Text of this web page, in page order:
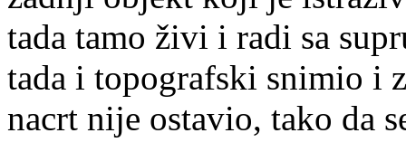
tada tamo živi i radi sa
tada i topografski snimio i
nacrt nije ostavio, tako da